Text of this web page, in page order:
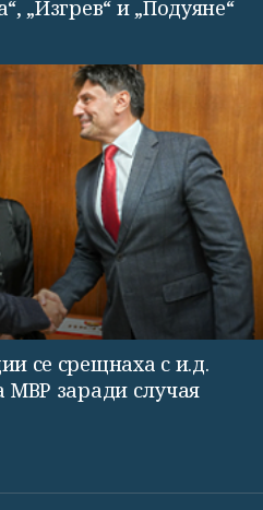
„Изгрев“ и „Подуяне“
се срещнаха с и.д.
МВР заради случая